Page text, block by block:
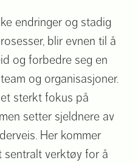
endringer og stadig
blir evnen til å
og forbedre seg en
og organisasjoner.
sterkt fokus på
setter sjeldnere av
Her kommer
sentralt verktøy for å